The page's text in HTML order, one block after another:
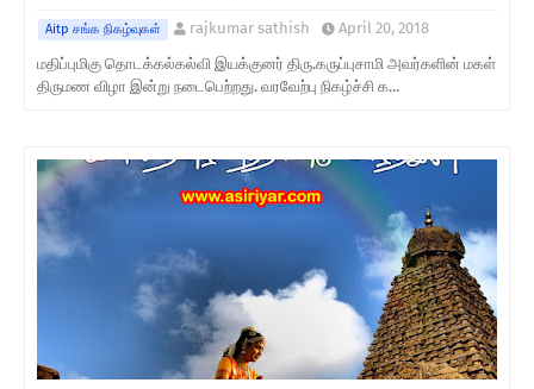
Aitp சங்க நிகழ்வுகள் rajkumar sathish
April 20, 2018
மதிப்புமிகு தொடக்கல்கல்வி இயக்குனர் திரு.கருப்புசாமி அவர்களின் மகள்
திருமண விழா இன்று நடைபெற்றது. வரவேற்பு நிகழ்ச்சி க…